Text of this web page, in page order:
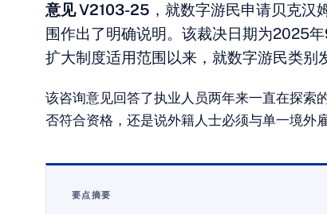
意见 V2103-25 ，就数字游民申请贝克
围作出了明确说明。该裁决日期为2025
扩大制度适用范围以来，就数字游民类别
该咨询意见回答了执业人员两年来一直在探索
否符合资格，还是说外籍人士必须与单一境外
要点摘要